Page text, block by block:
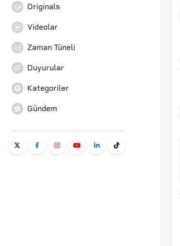
Originals
Videolar
Zaman Tüneli
Duyurular
Kategoriler
Gündem